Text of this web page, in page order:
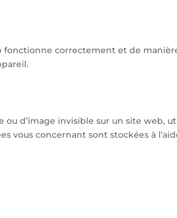
fonctionne correctement et de
d’image invisible sur un site web,
vous concernant sont stockées à